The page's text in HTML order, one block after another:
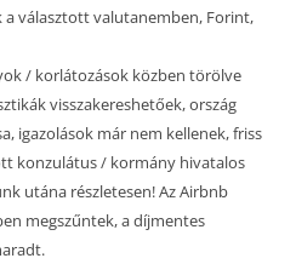
választott valutanemben, Forint,
/ korlátozások közben törölve
visszakereshetőek, ország
igazolások már nem kellenek, friss
konzulátus / kormány hivatalos
utána részletesen! Az Airbnb
megszűntek, a díjmentes